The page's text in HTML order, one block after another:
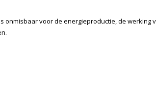
onmisbaar voor de energieproductie, de werking